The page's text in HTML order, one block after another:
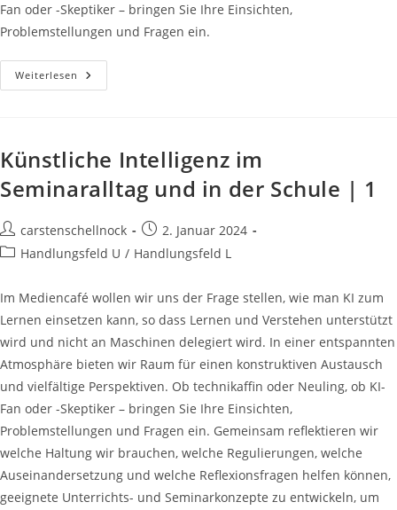
Fan oder -Skeptiker – bringen Sie Ihre Einsichten,
Problemstellungen und Fragen ein.
Weiterlesen Künstliche
Intelligenz
Der
Schule
2
Künstliche Intelligenz im
Seminaralltag und in der Schule | 1
Beitrags-
Autor:
carstenschellnock
Beitrag
veröffentlicht:
2. Januar 2024
Beitrags-
Handlungsfeld U / Handlungsfeld L
Im Mediencafé wollen wir uns der Frage stellen, wie man KI zum
Lernen einsetzen kann, so dass Lernen und Verstehen unterstützt
wird und nicht an Maschinen delegiert wird. In einer entspannten
Atmosphäre bieten wir Raum für einen konstruktiven Austausch
und vielfältige Perspektiven. Ob technikaffin oder Neuling, ob KI-
Fan oder -Skeptiker – bringen Sie Ihre Einsichten,
Problemstellungen und Fragen ein. Gemeinsam reflektieren wir
welche Haltung wir brauchen, welche Regulierungen, welche
Auseinandersetzung und welche Reflexionsfragen helfen können,
geeignete Unterrichts- und Seminarkonzepte zu entwickeln, um